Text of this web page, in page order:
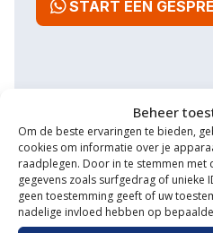
Beheer
Om de beste ervaringen te bieden,
cookies om informatie over je
raadplegen. Door in te stemmen met
gegevens zoals surfgedrag of unieke
geen toestemming geeft of uw
nadelige invloed hebben op
START EEN
Waarom
Uitgebreide showroom
Eigen transportservice
Gespecialiseerde